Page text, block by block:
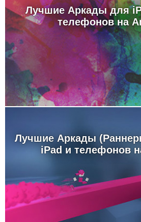
Лучшие Аркады для
телефонов на
Лучшие Аркады
iPad и телефонов